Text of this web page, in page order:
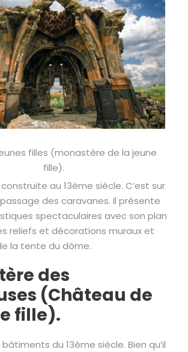
filles (monastère de la jeune
fille).
au 13ème siècle. C’est sur
des caravanes. Il présente
spectaculaires avec son plan
reliefs et décorations muraux et
la tente du dôme.
des
(Château de
fille).
bâtiments du 13ème siècle. Bien qu’il